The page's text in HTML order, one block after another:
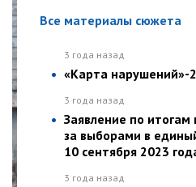
Все материалы сюжета
3 года назад
«Карта нарушений»-
3 года назад
Заявление по
за выборами в
10 сентября 2023
3 года назад